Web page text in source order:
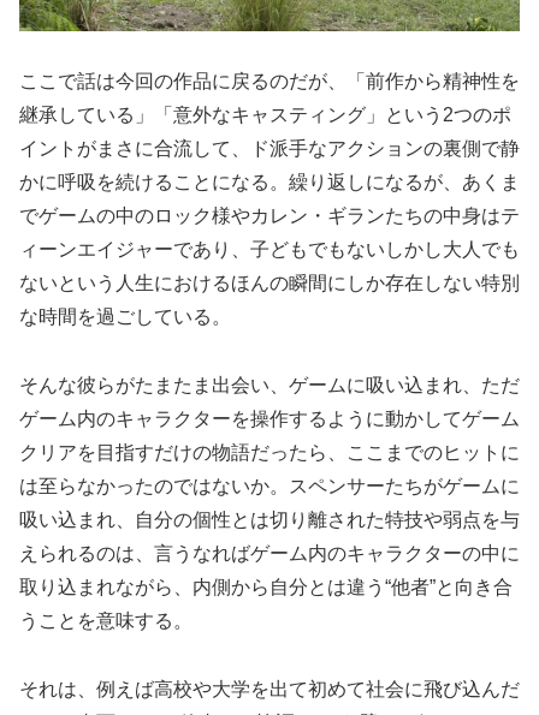
ここで話は今回の作品に戻るのだが、「前作から精神性を
継承している」「意外なキャスティング」という2つのポ
イントがまさに合流して、ド派手なアクションの裏側で静
かに呼吸を続けることになる。繰り返しになるが、あくま
でゲームの中のロック様やカレン・ギランたちの中身はテ
ィーンエイジャーであり、子どもでもないしかし大人でも
ないという人生におけるほんの瞬間にしか存在しない特別
な時間を過ごしている。
そんな彼らがたまたま出会い、ゲームに吸い込まれ、ただ
ゲーム内のキャラクターを操作するように動かしてゲーム
クリアを目指すだけの物語だったら、ここまでのヒットに
は至らなかったのではないか。スペンサーたちがゲームに
吸い込まれ、自分の個性とは切り離された特技や弱点を与
えられるのは、言うなればゲーム内のキャラクターの中に
取り込まれながら、内側から自分とは違う“他者”と向き合
うことを意味する。
それは、例えば高校や大学を出て初めて社会に飛び込んだ